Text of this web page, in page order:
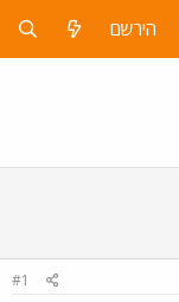
הירשם
#1